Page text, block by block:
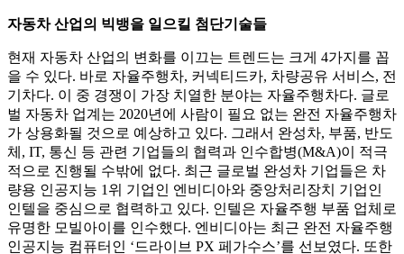
자동차 산업의 빅뱅을 일으킬 첨단기술들
현재 자동차 산업의 변화를 이끄는 트렌드는 크게 4가지를 꼽
을 수 있다. 바로 자율주행차, 커넥티드카, 차량공유 서비스, 전
기차다. 이 중 경쟁이 가장 치열한 분야는 자율주행차다. 글로
벌 자동차 업계는 2020년에 사람이 필요 없는 완전 자율주행차
가 상용화될 것으로 예상하고 있다. 그래서 완성차, 부품, 반도
체, IT, 통신 등 관련 기업들의 협력과 인수합병(M&A)이 적극
적으로 진행될 수밖에 없다. 최근 글로벌 완성차 기업들은 차
량용 인공지능 1위 기업인 엔비디아와 중앙처리장치 기업인
인텔을 중심으로 협력하고 있다. 인텔은 자율주행 부품 업체로
유명한 모빌아이를 인수했다. 엔비디아는 최근 완전 자율주행
인공지능 컴퓨터인 ‘드라이브 PX 페가수스’를 선보였다. 또한